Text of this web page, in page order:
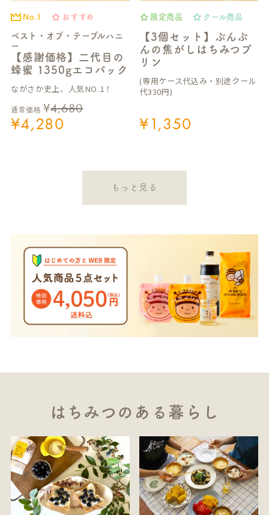
No.1 おすすめ
ベスト・オブ・テーブルハニ
ー
【感謝価格】二代目の
蜂蜜 1350gエコパック
ながさか史上、人気NO.1！
通常価格 ¥4,680
¥4,280
限定商品 クール商品
【3個セット】ぶんぶ
んの焦がしはちみつプ
リン
(専用ケース代込み・別途クール
代330円)
¥1,350
もっと見る
はちみつのある暮らし